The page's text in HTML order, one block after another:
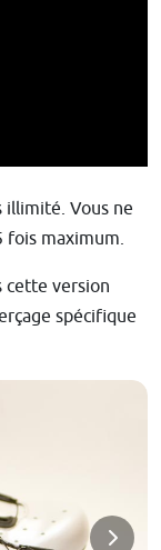
illimité. Vous ne
fois maximum.
cette version
spécifique